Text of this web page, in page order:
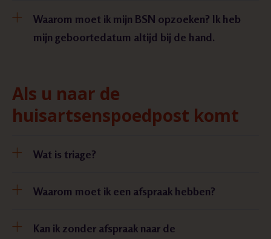
Waarom moet ik mijn BSN opzoeken? Ik heb
mijn geboortedatum altijd bij de hand.
Als u naar de
huisartsenspoedpost komt
Wat is triage?
Waarom moet ik een afspraak hebben?
Kan ik zonder afspraak naar de